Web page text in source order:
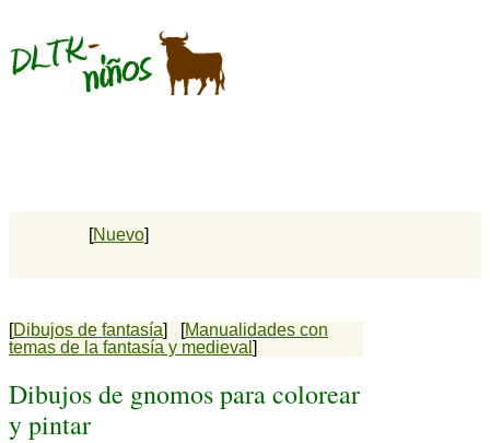
[Nuevo]
[Dibujos de fantasía] [Manualidades con
temas de la fantasía y medieval ]
Dibujos de gnomos para colorear
y pintar